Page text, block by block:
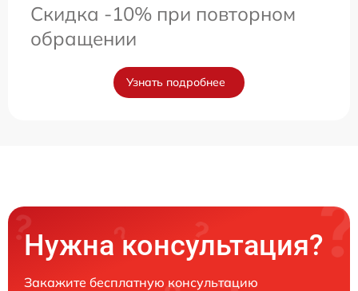
Скидка -10% при повторном
обращении
Узнать подробнее
Нужна консультация?
Закажите бесплатную консультацию